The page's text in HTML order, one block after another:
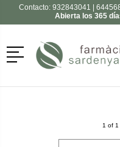
Contacto: 932843041 |
Abierta los 365
Menú
1 of 1